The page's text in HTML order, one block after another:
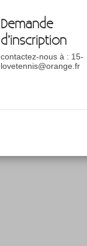
Demande
d’inscription
contactez-nous à : 15-
lovetennis@orange.fr